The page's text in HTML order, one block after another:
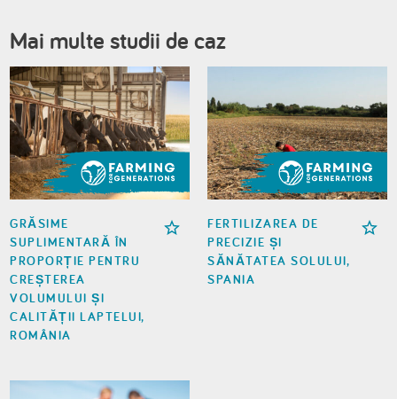
Mai multe studii de caz
GRĂSIME
SUPLIMENTARĂ ÎN
PROPORȚIE PENTRU
CREȘTEREA
VOLUMULUI ȘI
CALITĂȚII LAPTELUI,
ROMÂNIA
FERTILIZAREA DE
PRECIZIE ȘI
SĂNĂTATEA SOLULUI,
SPANIA